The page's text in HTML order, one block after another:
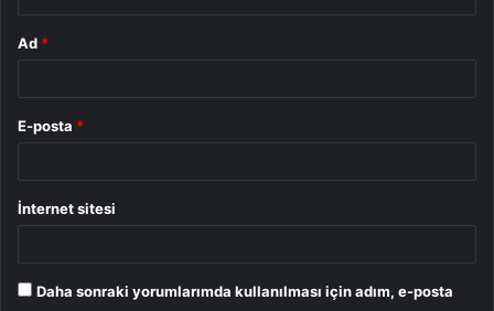
Ad *
E-posta *
İnternet sitesi
Daha sonraki yorumlarımda kullanılması için adım, e-posta